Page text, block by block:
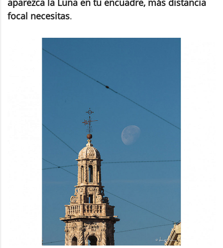
aparezca la Luna en tu encuadre, más distancia
focal necesitas.